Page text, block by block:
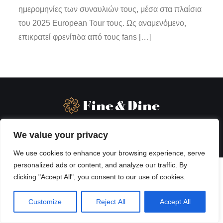
We value your privacy
We use cookies to enhance your browsing experience, serve
personalized ads or content, and analyze our traffic. By
clicking "Accept All", you consent to our use of cookies.
Customize Reject All Accept All
ημερομηνίες των συναυλιών τους, μέσα στα πλαίσια
του 2025 European Tour τους. Ως αναμενόμενο,
επικρατεί φρενίτιδα από τους fans […]